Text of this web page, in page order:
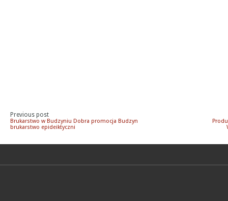
Previous post
Brukarstwo w Budzyniu Dobra promocja Budzyn
brukarstwo epideiktyczni